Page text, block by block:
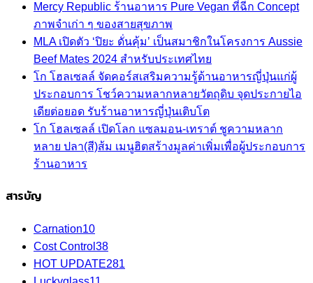
Mercy Republic ร้านอาหาร Pure Vegan ที่ฉีก Concept
ภาพจำเก่า ๆ ของสายสุขภาพ
MLA เปิดตัว ‘ปิยะ ดั่นคุ้ม’ เป็นสมาชิกในโครงการ Aussie
Beef Mates 2024 สำหรับประเทศไทย
โก โฮลเซลล์ จัดคอร์สเสริมความรู้ด้านอาหารญี่ปุ่นแก่ผู้
ประกอบการ โชว์ความหลากหลายวัตถุดิบ จุดประกายไอ
เดียต่อยอด รับร้านอาหารญี่ปุ่นเติบโต
โก โฮลเซลล์ เปิดโลก แซลมอน-เทราต์ ชูความหลาก
หลาย ปลา(สี)ส้ม เมนูฮิตสร้างมูลค่าเพิ่มเพื่อผู้ประกอบการ
ร้านอาหาร
สารบัญ
Carnation10
Cost Control 38
HOT UPDATE281